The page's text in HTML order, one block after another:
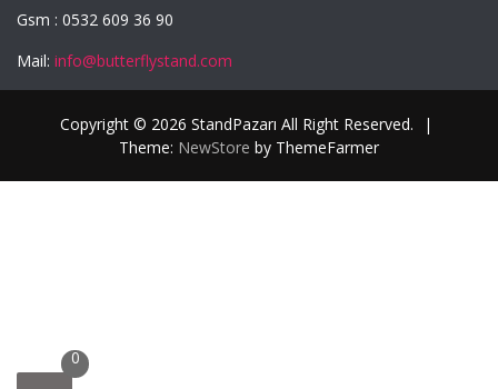
Gsm : 0532 609 36 90
Mail: info@butterflystand.com
Copyright © 2026 StandPazarı All Right Reserved.
|
Theme: NewStore by ThemeFarmer
0